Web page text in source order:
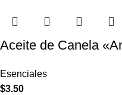
Aceite de Canela
Esenciales
$3.50